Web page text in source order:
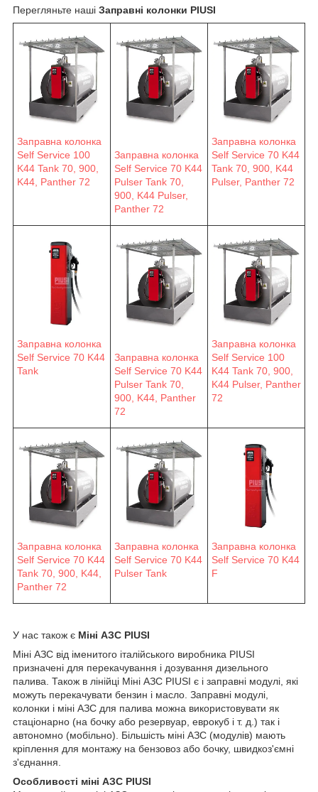
Перегляньте наші Заправні колонки PIUSI
Заправна колонка
Self Service 100
K44 Tank 70, 900,
K44, Panther 72
Заправна колонка
Self Service 70 K44
Pulser Tank 70,
900, K44 Pulser,
Panther 72
Заправна колонка
Self Service 70 K44
Tank 70, 900, K44
Pulser, Panther 72
Заправна колонка
Self Service 70 K44
Tank
Заправна колонка
Self Service 70 K44
Pulser Tank 70,
900, K44, Panther
72
Заправна колонка
Self Service 100
K44 Tank 70, 900,
K44 Pulser, Panther
72
Заправна колонка
Self Service 70 K44
Tank 70, 900, K44,
Panther 72
Заправна колонка
Self Service 70 K44
Pulser Tank
Заправна колонка
Self Service 70 K44
F
У нас також є Міні АЗС PIUSI
Міні АЗС від іменитого італійського виробника PIUSI
призначені для перекачування і дозування дизельного
палива. Також в лінійці Міні АЗС PIUSI є і заправні модулі, які
можуть перекачувати бензин і масло. Заправні модулі,
колонки і міні АЗС для палива можна використовувати як
стаціонарно (на бочку або резервуар, еврокуб і т. д.) так і
автономно (мобільно). Більшість міні АЗС (модулів) мають
кріплення для монтажу на бензовоз або бочку, швидкоз'ємні
з'єднання.
Особливості міні АЗС PIUSI